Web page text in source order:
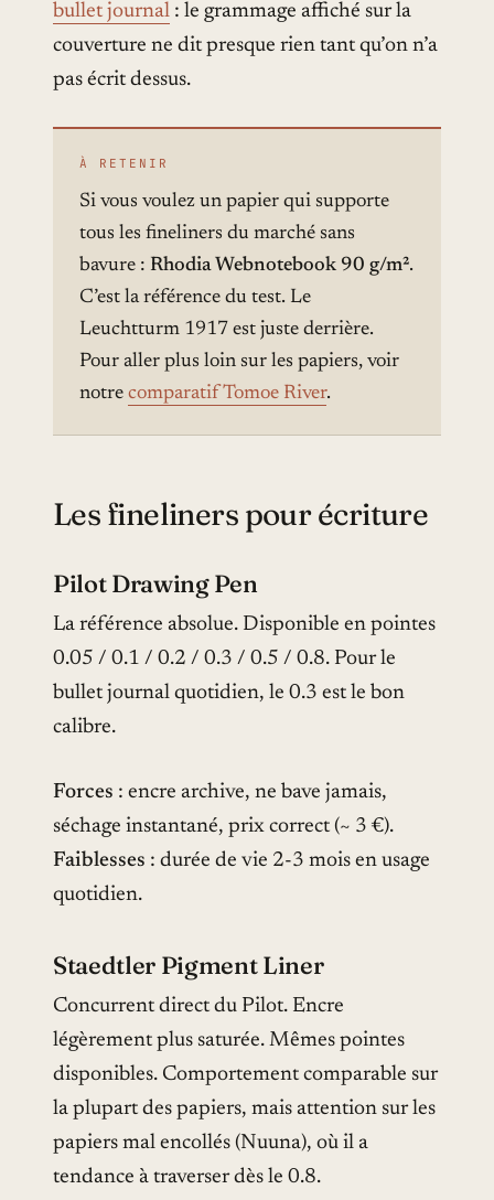
bullet journal : le grammage affiché sur la
couverture ne dit presque rien tant qu’on n’a
pas écrit dessus.
À RETENIR
Si vous voulez un papier qui supporte
tous les fineliners du marché sans
bavure : Rhodia Webnotebook 90 g/m².
C’est la référence du test. Le
Leuchtturm 1917 est juste derrière.
Pour aller plus loin sur les papiers, voir
notre comparatif Tomoe River.
Les fineliners pour écriture
Pilot Drawing Pen
La référence absolue. Disponible en pointes
0.05 / 0.1 / 0.2 / 0.3 / 0.5 / 0.8. Pour le
bullet journal quotidien, le 0.3 est le bon
calibre.
Forces : encre archive, ne bave jamais,
séchage instantané, prix correct (~ 3 €).
Faiblesses : durée de vie 2-3 mois en usage
quotidien.
Staedtler Pigment Liner
Concurrent direct du Pilot. Encre
légèrement plus saturée. Mêmes pointes
disponibles. Comportement comparable sur
la plupart des papiers, mais attention sur les
papiers mal encollés (Nuuna), où il a
tendance à traverser dès le 0.8.